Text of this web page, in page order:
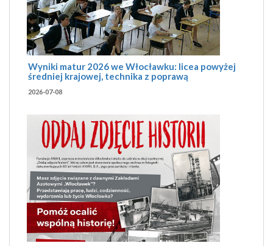
Wyniki matur 2026 we Włocławku: licea powyżej
średniej krajowej, technika z poprawą
2026-07-08